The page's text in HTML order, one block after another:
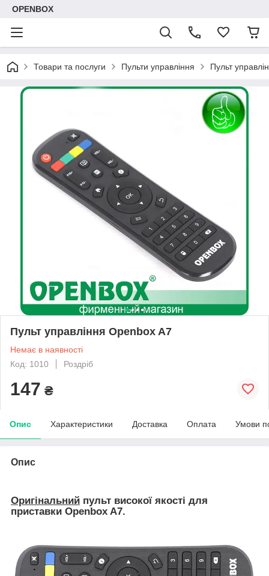
OPENBOX
Товари та послуги Пульти управління Пульт
Пульт управління Openbox A7
Немає в наявності
Код: 1010
Роздріб
147 ₴
Опис Характеристики Доставка Оплата Умови
Опис
Оригінальний пульт високої якості для
приставки Openbox A7.